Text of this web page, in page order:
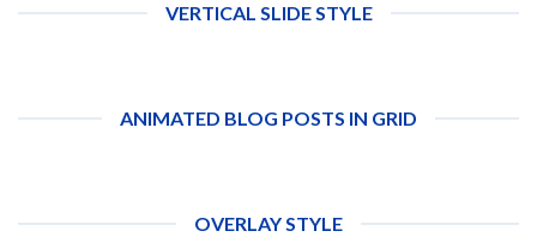
VERTICAL SLIDE STYLE
ANIMATED BLOG POSTS IN GRID
OVERLAY STYLE